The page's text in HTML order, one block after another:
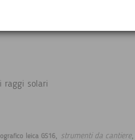
raggi solari
leica GS16, strumenti da cantiere,